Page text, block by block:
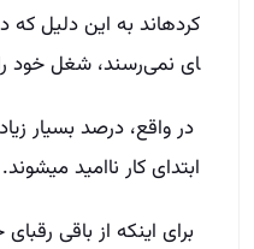
ای نمی‌رسند، شغل خود
در واقع، درصد بسیار
ابتدای کار ناامید می­شوند.
برای اینکه از باقی